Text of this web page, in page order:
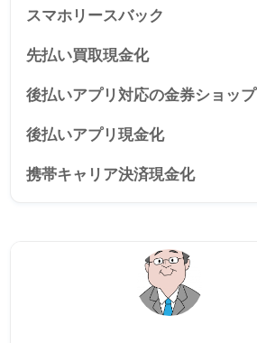
スマホリースバック
先払い買取現金化
後払いアプリ対応の金券ショップ
後払いアプリ現金化
携帯キャリア決済現金化